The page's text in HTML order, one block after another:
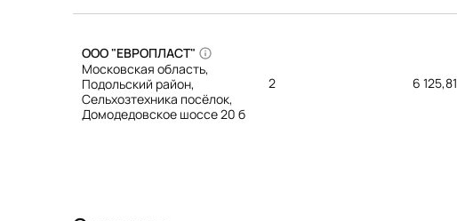
ООО "ЕВРОПЛАСТ"
Московская область,
Подольский район,
Сельхозтехника посёлок,
Домодедовское шоссе 20 б
2 6 125,81